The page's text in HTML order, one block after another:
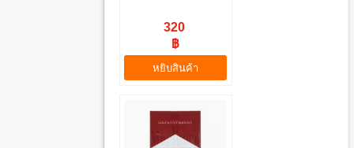
320
฿
หยิบสินค้า